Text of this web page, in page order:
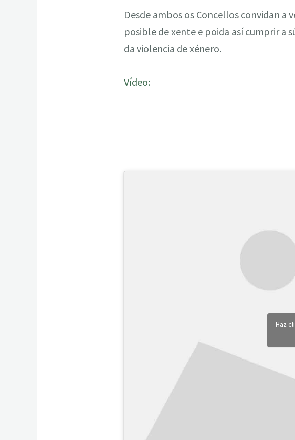
Desde ambos os Concellos convidan
posible de xente e poida así cumprir a
da violencia de xénero.
Vídeo:
Haz